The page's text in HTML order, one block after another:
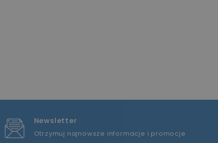
Newsletter
Otrzymuj najnowsze informacje i promocje